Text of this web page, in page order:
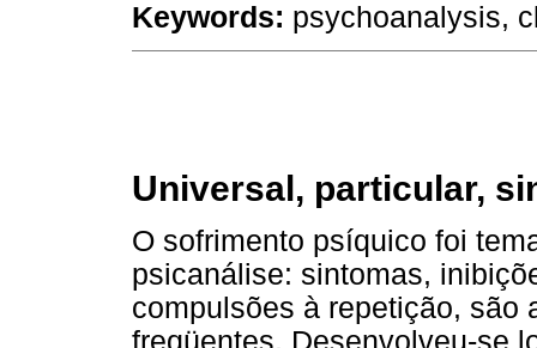
Keywords: psychoanalysis,
Universal, particular,
O sofrimento psíquico foi
psicanálise: sintomas,
compulsões à repetição, são
freqüentes. Desenvolveu-se